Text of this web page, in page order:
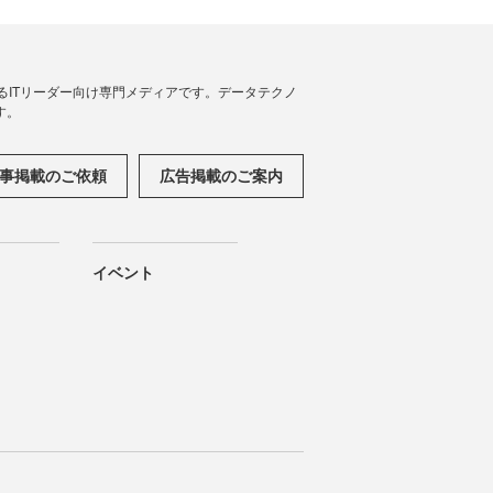
リーダー向け専門メディアです。データテクノ
掲載のご依頼 広告掲載のご案内
イベント